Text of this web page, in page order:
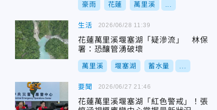
豪雨 花蓮 萬里溪
生活
花蓮萬里溪堰塞湖「疑滲流」 林保
署：恐釀管湧破壞
萬里溪 堰塞湖 蓄水量
2026/06/28 11:39
要聞
花蓮萬里溪堰塞湖「紅色警戒」！張
2026/06/27 21:46